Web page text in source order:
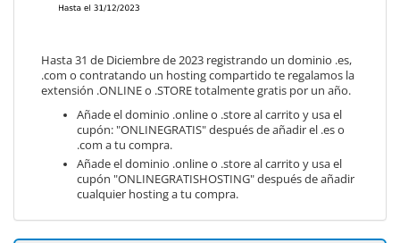
Hasta 31 de Diciembre de 2023 registrando un dominio .es,
.com o contratando un hosting compartido te regalamos la
extensión .ONLINE o .STORE totalmente gratis por un año.
Añade el dominio .online o .store al carrito y usa el
cupón: "ONLINEGRATIS" después de añadir el .es o
.com a tu compra.
Añade el dominio .online o .store al carrito y usa el
cupón "ONLINEGRATISHOSTING" después de añadir
cualquier hosting a tu compra.